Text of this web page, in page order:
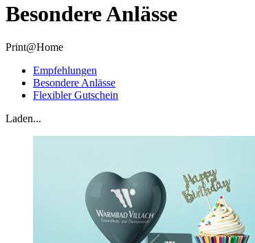
Besondere Anlässe
Print@Home
Empfehlungen
Besondere Anlässe
Flexibler Gutschein
Laden...